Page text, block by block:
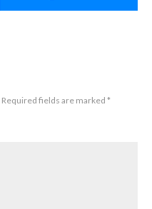
Required fields are marked *